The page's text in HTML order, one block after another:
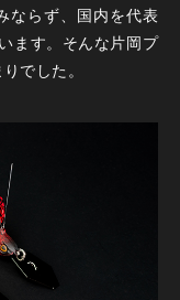
ならず、国内を代表
ます。そんな片岡プ
でした。